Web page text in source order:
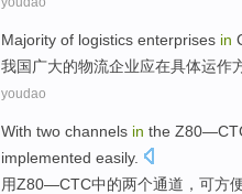
Majority of logistics enterprises in
我国 广大的物流企业应在具体运作
youdao
With two channels in the Z80—
implemented easily.
用Z80—CTC中的两个通道 ， 可方